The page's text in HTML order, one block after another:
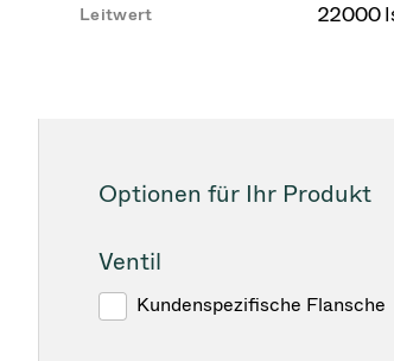
Leitwert 22000
Optionen für Ihr Produkt
Ventil
Kundenspezifische Flansche